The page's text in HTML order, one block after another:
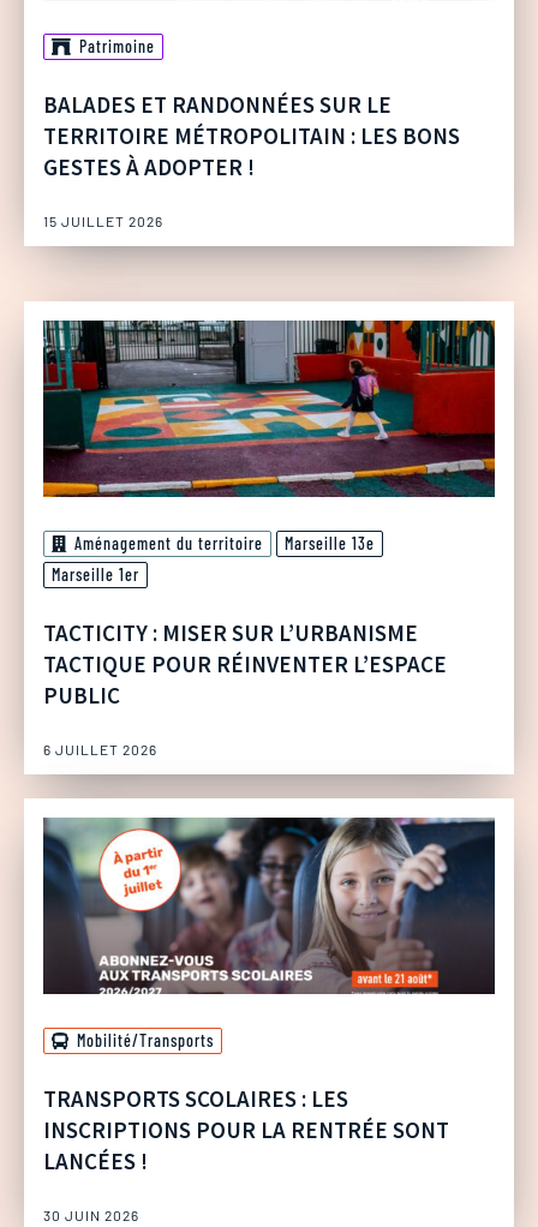
Patrimoine
BALADES ET RANDONNÉES SUR LE
TERRITOIRE MÉTROPOLITAIN : LES BONS
GESTES À ADOPTER !
15 JUILLET 2026
Aménagement du territoire
Marseille 13e
Marseille 1er
TACTICITY : MISER SUR L’URBANISME
TACTIQUE POUR RÉINVENTER L’ESPACE
PUBLIC
6 JUILLET 2026
Mobilité/Transports
TRANSPORTS SCOLAIRES : LES
INSCRIPTIONS POUR LA RENTRÉE SONT
LANCÉES !
30 JUIN 2026